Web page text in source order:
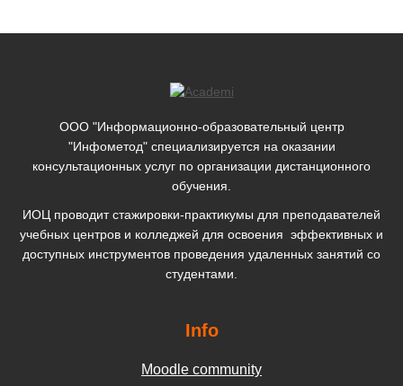
ООО "Информационно-образовательный центр
"Инфометод" специализируется на оказании
консультационных услуг по организации дистанционного
обучения.
ИОЦ проводит стажировки-практикумы для преподавателей
учебных центров и колледжей для освоения эффективных и
доступных инструментов проведения удаленных занятий со
студентами.
Info
Moodle community